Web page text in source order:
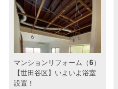
マンションリフォーム（6）
【世田谷区】いよいよ浴室
設置！